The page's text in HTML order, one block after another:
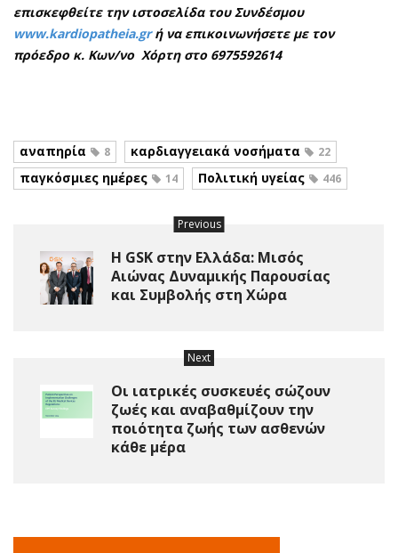
επισκεφθείτε την ιστοσελίδα του Συνδέσμου
www.kardiopatheia.grή να επικοινωνήσετε με τον
πρόεδρο κ. Κων/νο Χόρτη στο 6975592614
αναπηρία 8 καρδιαγγειακά νοσήματα 22
παγκόσμιες ημέρες 14 Πολιτική υγείας 446
Previous
Η GSK στην Ελλάδα: Μισός
Αιώνας Δυναμικής Παρουσίας
και Συμβολής στη Χώρα
Next
Οι ιατρικές συσκευές σώζουν
ζωές και αναβαθμίζουν την
ποιότητα ζωής των ασθενών
κάθε μέρα